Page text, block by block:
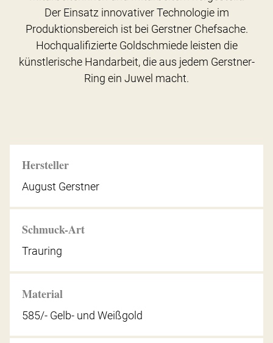
Hersteller
August Gerstner
Schmuck-Art
Trauring
Material
585/- Gelb- und Weißgold
Der Einsatz innovativer Technologie im
Produktionsbereich ist bei Gerstner Chefsache.
Hochqualifizierte Goldschmiede leisten die
künstlerische Handarbeit, die aus jedem Gerstner-
Ring ein Juwel macht.